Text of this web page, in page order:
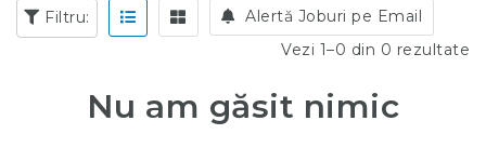
Filtru:
Alertă Joburi pe Email
Vezi 1–0 din 0 rezultate
Nu am găsit nimic